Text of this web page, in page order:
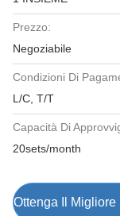
Prezzo:
Negoziabile
Condizioni Di
L/C, T/T
Capacità Di
20sets/month